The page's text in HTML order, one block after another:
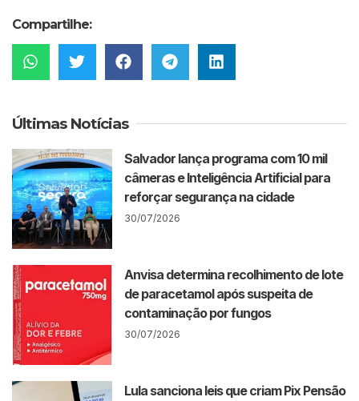
Compartilhe:
Últimas Notícias
Salvador lança programa com 10 mil
câmeras e Inteligência Artificial para
reforçar segurança na cidade
30/07/2026
Anvisa determina recolhimento de lote
de paracetamol após suspeita de
contaminação por fungos
30/07/2026
Lula sanciona leis que criam Pix Pensão